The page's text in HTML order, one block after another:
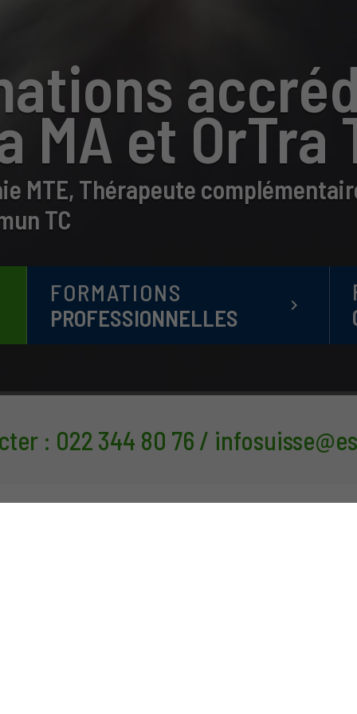
MA et OrTra
MTE, Thérapeute
TC
FORMATIONS
PROFESSIONNELLES
keyboard_arrow_right
: 022 344 80 76 /